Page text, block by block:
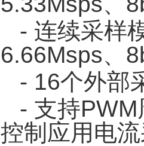
- 连续采样
6.66Msps、
- 16个外部
- 支持
控制应用电